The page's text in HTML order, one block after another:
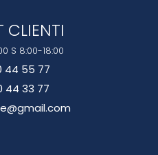
CLIENTI
S 8:00-18:00
44 55 77
44 33 77